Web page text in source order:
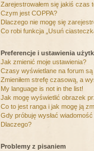
Zarejestrowałem się jakiś czas
Czym jest COPPA?
Dlaczego nie mogę się
Co robi funkcja „Usuń
Preferencje i ustawienia
Jak zmienić moje ustawienia?
Czasy wyświetlane na forum są
Zmieniłem strefę czasową, a
My language is not in the list!
Jak mogę wyświetlić obrazek
Co to jest ranga i jak mogę ją
Gdy próbuję wysłać
Dlaczego?
Problemy z pisaniem